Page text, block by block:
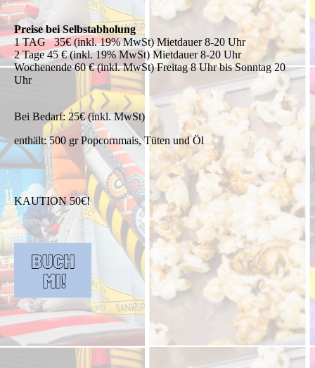
Preise bei Selbstabholung
1 TAG 35€ (inkl. 19% MwSt) Mietdauer 8-20 Uhr
2 Tage 45 € (inkl. 19% MwSt) Mietdauer 8-20 Uhr
Wochenende 60 € (inkl. MwSt) Freitag 8 Uhr bis Sonntag 20
Uhr
Bei Bedarf: 25€ (inkl. MwSt)
enthält: 500 gr Popcornmais, Tüten und Öl
KAUTION 50€!